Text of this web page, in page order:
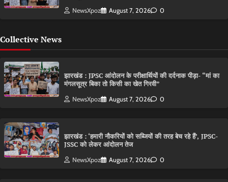
NewsXpoz August 7, 2026 0
Collective News
झारखंड : JPSC आंदोलन के परीक्षार्थियों की दर्दनाक पीड़ा- “मां का
मंगलसूत्र बिका तो किसी का खेत गिरवी”
NewsXpoz August 7, 2026 0
झारखंड : ‘हमारी नौकरियों को सब्जियों की तरह बेच रहे हैं’, JPSC-
JSSC को लेकर आंदोलन तेज
NewsXpoz August 7, 2026 0